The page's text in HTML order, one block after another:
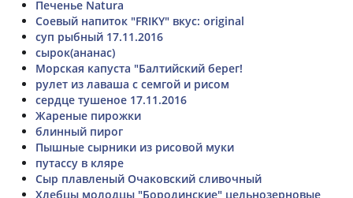
Печенье Natura
Соевый напиток "FRIKY" вкус: original
суп рыбный 17.11.2016
сырок(ананас)
Морская капуста "Балтийский берег!
рулет из лаваша с семгой и рисом
сердце тушеное 17.11.2016
Жареные пирожки
блинный пирог
Пышные сырники из рисовой муки
путассу в кляре
Сыр плавленый Очаковский сливочный
Хлебцы молодцы "Бородинские" цельнозерновые